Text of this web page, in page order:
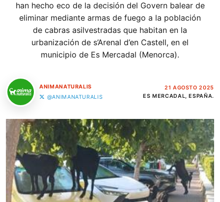
han hecho eco de la decisión del Govern balear de
eliminar mediante armas de fuego a la población
de cabras asilvestradas que habitan en la
urbanización de s’Arenal d’en Castell, en el
municipio de Es Mercadal (Menorca).
ANIMANATURALIS
@ANIMANATURALIS
21 AGOSTO 2025
ES MERCADAL, ESPAÑA.